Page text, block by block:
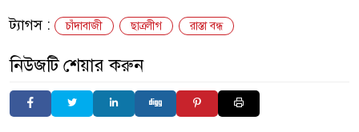
ট্যাগস :
চাঁদাবাজী ছাত্রলীগ রাস্তা বন্ধ
নিউজটি শেয়ার করুন